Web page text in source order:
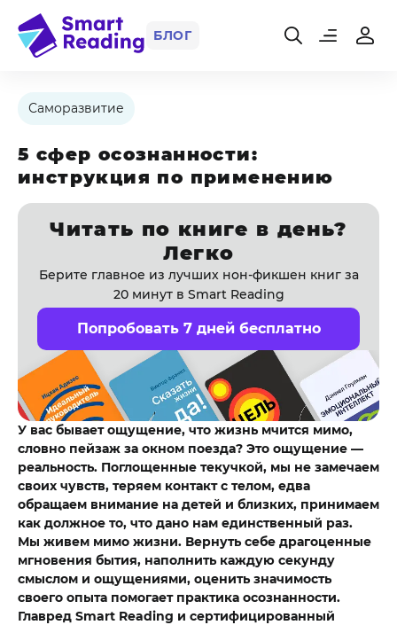
БЛОГ
Саморазвитие
5 сфер осознанности:
инструкция по применению
Читать по книге в день?
Легко
Берите главное из лучших нон-фикшен книг за
20 минут в Smart Reading
Попробовать 7 дней бесплатно
У вас бывает ощущение, что жизнь мчится мимо,
словно пейзаж за окном поезда? Это ощущение —
реальность. Поглощенные текучкой, мы не замечаем
своих чувств, теряем контакт с телом, едва
обращаем внимание на детей и близких, принимаем
как должное то, что дано нам единственный раз.
Мы живем мимо жизни. Вернуть себе драгоценные
мгновения бытия, наполнить каждую секунду
смыслом и ощущениями, оценить значимость
своего опыта помогает практика осознанности.
Главред Smart Reading и сертифицированный